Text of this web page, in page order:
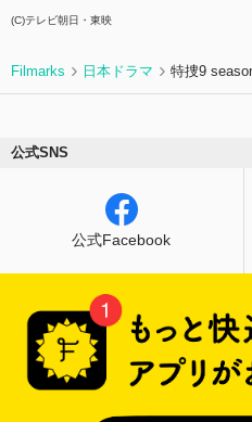
(C)テレビ朝日・東映
Filmarks 日本ドラマ 特捜9
公式SNS
公式Facebook